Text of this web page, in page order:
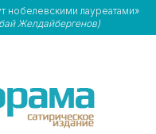
нобелевскими лауреатами»
Желдайбергенов)